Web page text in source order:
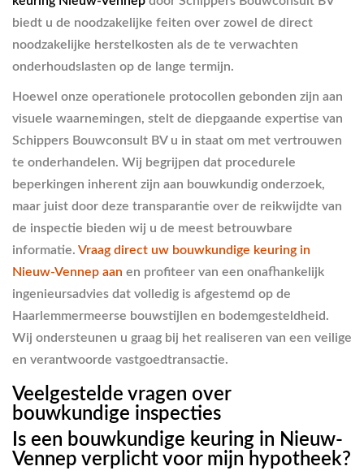
biedt u de noodzakelijke feiten over zowel de direct
noodzakelijke herstelkosten als de te verwachten
onderhoudslasten op de lange termijn.
Hoewel onze operationele protocollen gebonden zijn aan
visuele waarnemingen, stelt de diepgaande expertise van
Schippers Bouwconsult BV u in staat om met vertrouwen
te onderhandelen. Wij begrijpen dat procedurele
beperkingen inherent zijn aan bouwkundig onderzoek,
maar juist door deze transparantie over de reikwijdte van
de inspectie bieden wij u de meest betrouwbare
informatie. Vraag direct uw bouwkundige keuring in
Nieuw-Vennep aan en profiteer van een onafhankelijk
ingenieursadvies dat volledig is afgestemd op de
Haarlemmermeerse bouwstijlen en bodemgesteldheid.
Wij ondersteunen u graag bij het realiseren van een veilige
en verantwoorde vastgoedtransactie.
Veelgestelde vragen over
bouwkundige inspecties
Is een bouwkundige keuring in Nieuw-
Vennep verplicht voor mijn hypotheek?